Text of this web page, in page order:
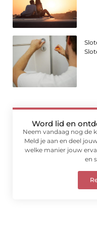
Word lid en
Neem vandaag nog de
Meld je aan en deel
welke manier jouw
en